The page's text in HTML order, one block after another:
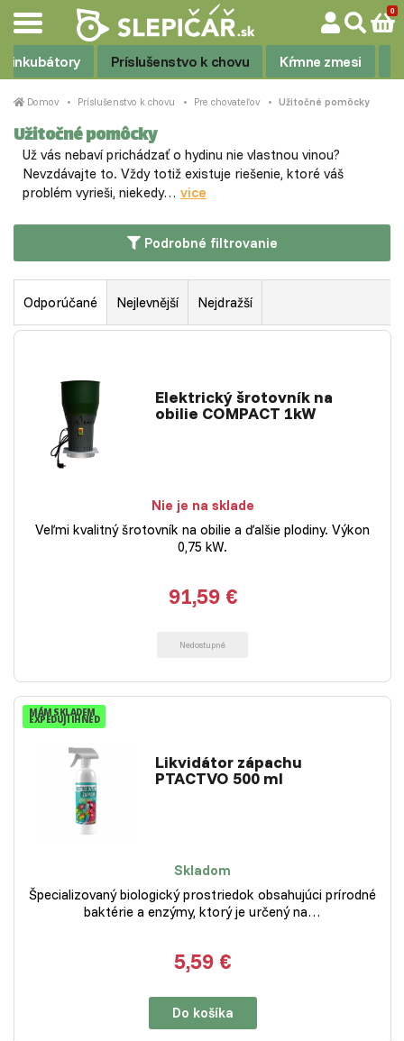
inkubátory Príslušenstvo k chovu Kŕmne zmesi
Domov Príslušenstvo k chovu Pre chovateľov Užitočné pomôcky
Užitočné pomôcky
Už vás nebaví prichádzať o hydinu nie vlastnou vinou?
Nevzdávajte to. Vždy totiž existuje riešenie, ktoré váš
problém vyrieši, niekedy… vice
Podrobné filtrovanie
Odporúčané Nejlevnější Nejdražší
Elektrický šrotovník na
obilie COMPACT 1kW
Nie je na sklade
Veľmi kvalitný šrotovník na obilie a ďalšie plodiny. Výkon
0,75 kW.
91,59 €
Nedostupné
MÁM SKLADEM
EXPEDUJI IHNED
Likvidátor zápachu
PTACTVO 500 ml
Skladom
Špecializovaný biologický prostriedok obsahujúci prírodné
baktérie a enzýmy, ktorý je určený na…
5,59 €
Do košíka